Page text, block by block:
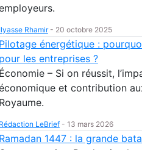
Ilyasse Rhamir- 20 octobre 2025
Pilotage énergétique :
pour les entreprises ?
Économie – Si on réussit,
et contribution
Royaume.
Rédaction LeBrief- 13 mars 2026
Ramadan 1447 : la grande